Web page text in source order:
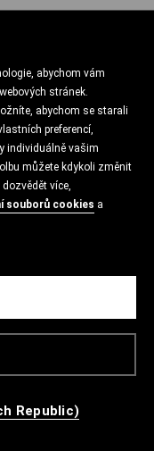
abychom vám
stránek.
abychom se starali
preferencí,
individuálně vašim
můžete kdykoli změnit
více,
souborů cookies a
Republic)